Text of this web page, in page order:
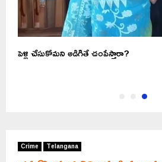
పెళ్లి చేసుకోమని అడిగితే చంపేస్తారా?
Crime Telangana